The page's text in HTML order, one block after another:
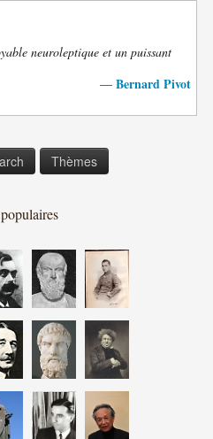
neuroleptique et un puissant
— Bernard Pivot
Thèmes